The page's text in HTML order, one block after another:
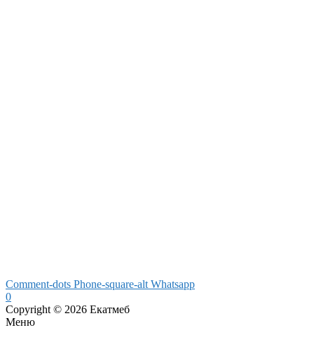
Comment-dots Phone-square-alt Whatsapp
0
Copyright © 2026 Екатмеб
Меню